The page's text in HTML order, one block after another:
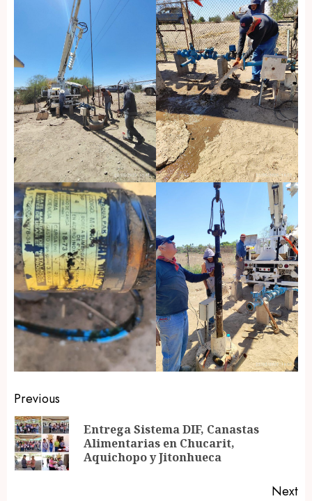
Post
navigation
Previous
Entrega Sistema DIF, Canastas
Alimentarias en Chucarit,
Aquichopo y Jitonhueca
Next